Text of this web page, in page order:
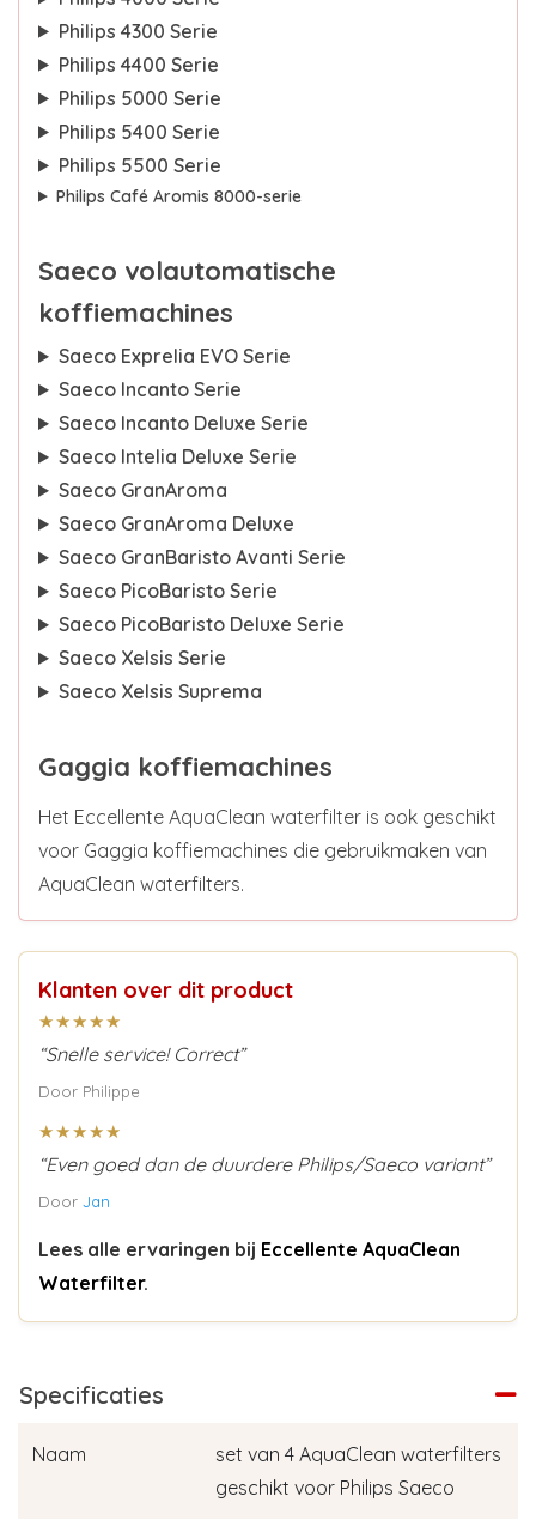
Philips 4300 Serie
Philips 4400 Serie
Philips 5000 Serie
Philips 5400 Serie
Philips 5500 Serie
Philips Café Aromis 8000-serie
Saeco volautomatische
koffiemachines
Saeco Exprelia EVO Serie
Saeco Incanto Serie
Saeco Incanto Deluxe Serie
Saeco Intelia Deluxe Serie
Saeco GranAroma
Saeco GranAroma Deluxe
Saeco GranBaristo Avanti Serie
Saeco PicoBaristo Serie
Saeco PicoBaristo Deluxe Serie
Saeco Xelsis Serie
Saeco Xelsis Suprema
Gaggia koffiemachines
Het Eccellente AquaClean waterfilter is ook geschikt
voor Gaggia koffiemachines die gebruikmaken van
AquaClean waterfilters.
Klanten over dit product
★★★★★
“Snelle service! Correct”
Door Philippe
★★★★★
“Even goed dan de duurdere Philips/Saeco variant”
Door Jan
Lees alle ervaringen bij Eccellente AquaClean
Waterfilter.
Specificaties
Naam
set van 4 AquaClean waterfilters
geschikt voor Philips Saeco